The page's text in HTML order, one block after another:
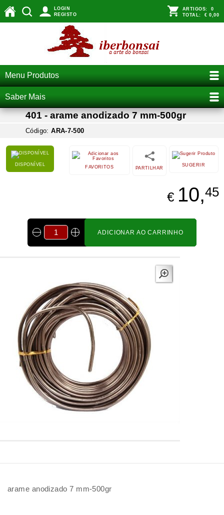
LOGIN
REGISTO
ARTIGOS: 0
TOTAL: € 0,00
Menu Produtos
Saber Mais
401 - arame anodizado 7 mm-500gr
Código:ARA-7-500
DISPONÍVEL SUGERIR
PARTILHAR
FAVORITOS
€ 10,45
ADICIONAR AO CARRINHO
arame anodizado 7 mm-500gr